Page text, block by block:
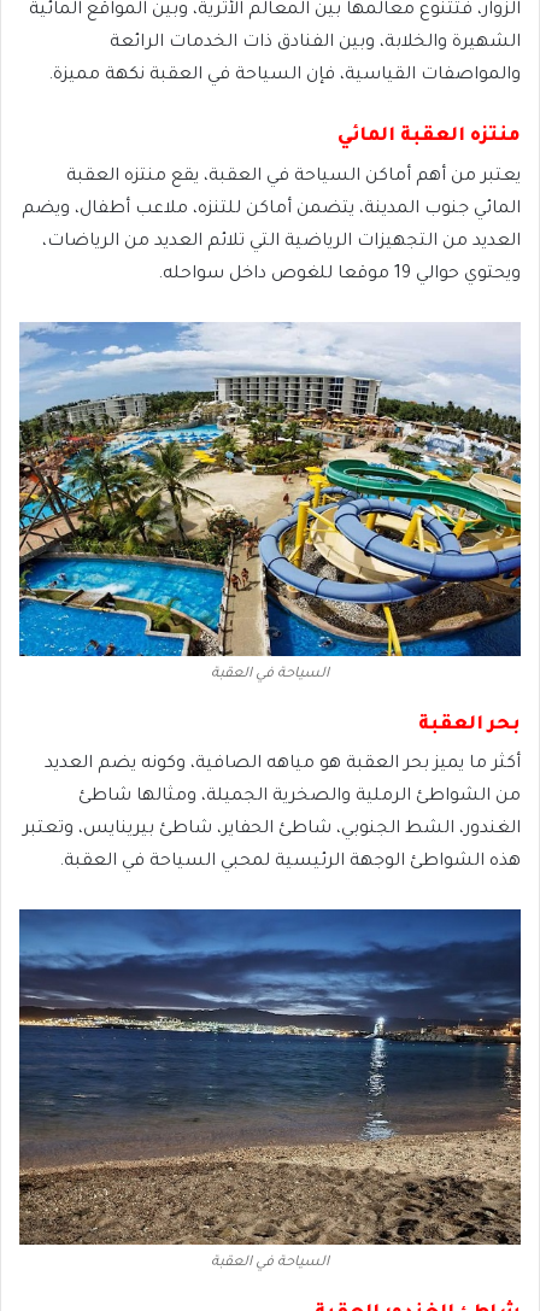
الزوار، فتتنوع معالمها بين المعالم الأثرية، وبين المواقع المائية
الشهيرة والخلابة، وبين الفنادق ذات الخدمات الرائعة
والمواصفات القياسية، فإن السياحة في العقبة نكهة مميزة.
منتزه العقبة المائي
يعتبر من أهم أماكن السياحة في العقبة، يقع منتزه العقبة
المائي جنوب المدينة، يتضمن أماكن للتنزه، ملاعب أطفال، ويضم
العديد من التجهيزات الرياضية التي تلائم العديد من الرياضات،
ويحتوي حوالي 19 موقعا للغوص داخل سواحله.
السياحة في العقبة
بحر العقبة
أكثر ما يميز بحر العقبة هو مياهه الصافية، وكونه يضم العديد
من الشواطئ الرملية والصخرية الجميلة، ومثالها شاطئ
الغندور، الشط الجنوبي، شاطئ الحفاير، شاطئ بيرينايس، وتعتبر
هذه الشواطئ الوجهة الرئيسية لمحبي السياحة في العقبة.
السياحة في العقبة